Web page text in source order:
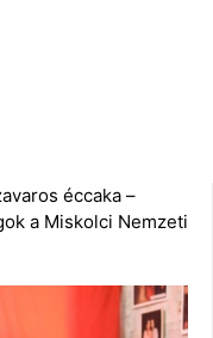
éccaka –
a Miskolci Nemzeti